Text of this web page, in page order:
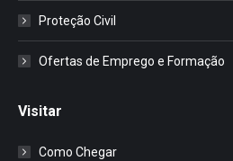
Proteção Civil
Ofertas de Emprego e Formação
Visitar
Como Chegar